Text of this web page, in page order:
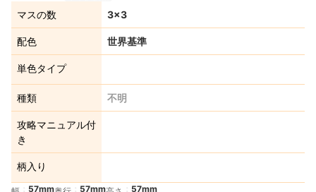
マスの数 3×3
配色 世界基準
単色タイプ
種類 不明
攻略マニュアル付
き
柄入り
57mm 57mm 57mm